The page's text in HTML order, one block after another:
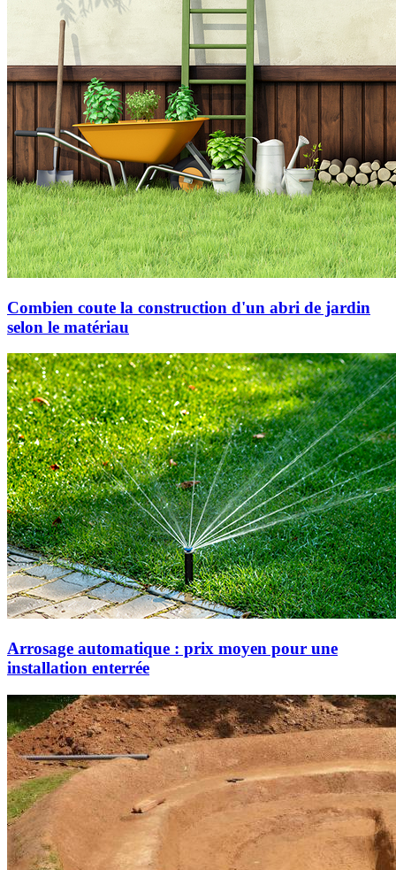
Combien coute la construction d'un abri de jardin
selon le matériau
Arrosage automatique : prix moyen pour une
installation enterrée